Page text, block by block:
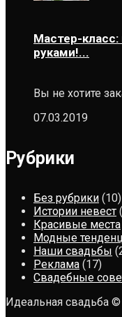
Мастер-
руками!...
Вы не хотите
07.03.2019
Рубрики
Без рубрики (10)
Истории невест
Красивые места
Модные
Наши свадьбы
Реклама (17)
Свадебные
Идеальная свадьба